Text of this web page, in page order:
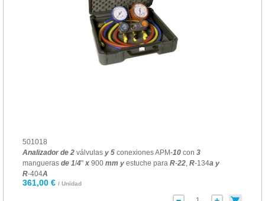
501018
Analizador de 2válvulas y 5conexiones APM-10con 3
mangueras de 1/4"x900 mm yestuche para R-22, R-134a y
R-404A
361,00 € / Unidad